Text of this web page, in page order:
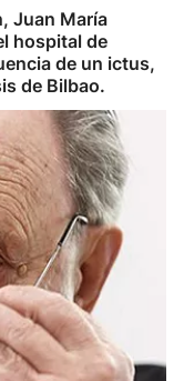
Juan María
hospital de
de un ictus,
de Bilbao.